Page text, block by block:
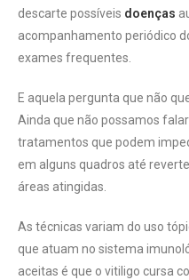
descarte possíveis doenças
acompanhamento periódico
exames frequentes.
E aquela pergunta que não
Ainda que não possamos
tratamentos que podem
em alguns quadros até
áreas atingidas.
As técnicas variam do uso
que atuam no sistema
aceitas é que o vitiligo cursa